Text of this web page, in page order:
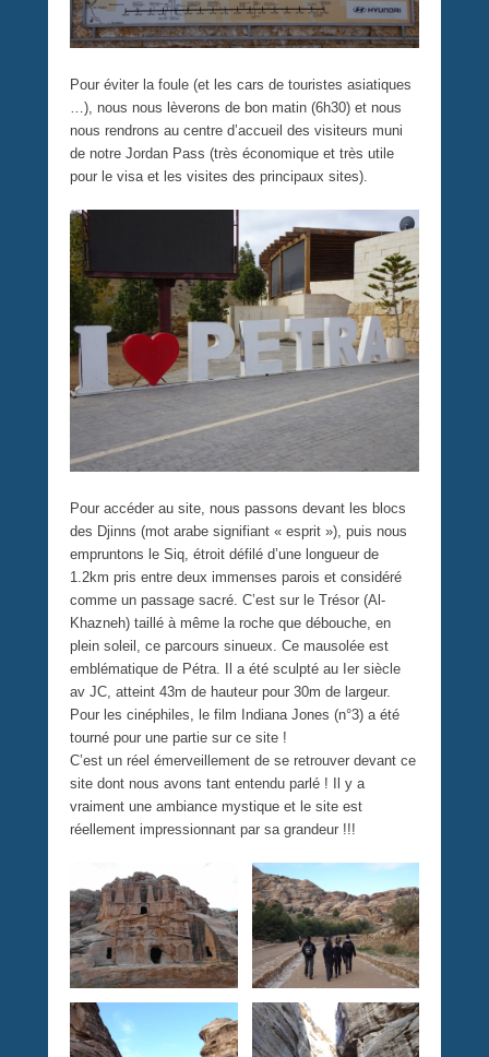
Pour éviter la foule (et les cars de touristes asiatiques
…), nous nous lèverons de bon matin (6h30) et nous
nous rendrons au centre d’accueil des visiteurs muni
de notre Jordan Pass (très économique et très utile
pour le visa et les visites des principaux sites).
Pour accéder au site, nous passons devant les blocs
des Djinns (mot arabe signifiant « esprit »), puis nous
empruntons le Siq, étroit défilé d’une longueur de
1.2km pris entre deux immenses parois et considéré
comme un passage sacré. C’est sur le Trésor (Al-
Khazneh) taillé à même la roche que débouche, en
plein soleil, ce parcours sinueux. Ce mausolée est
emblématique de Pétra. Il a été sculpté au Ier siècle
av JC, atteint 43m de hauteur pour 30m de largeur.
Pour les cinéphiles, le film Indiana Jones (n°3) a été
tourné pour une partie sur ce site !
C’est un réel émerveillement de se retrouver devant ce
site dont nous avons tant entendu parlé ! Il y a
vraiment une ambiance mystique et le site est
réellement impressionnant par sa grandeur !!!